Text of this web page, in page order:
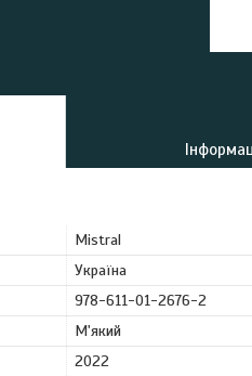
Mistral
Україна
978-611-01-2676-2
М'який
2022